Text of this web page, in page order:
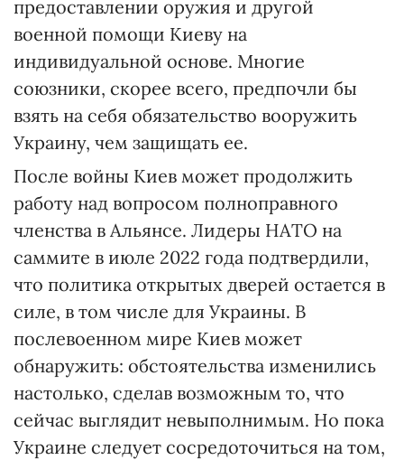
предоставлении оружия и другой
военной помощи Киеву на
индивидуальной основе. Многие
союзники, скорее всего, предпочли бы
взять на себя обязательство вооружить
Украину, чем защищать ее.
После войны Киев может продолжить
работу над вопросом полноправного
членства в Альянсе. Лидеры НАТО на
саммите в июле 2022 года подтвердили,
что политика открытых дверей остается в
силе, в том числе для Украины. В
послевоенном мире Киев может
обнаружить: обстоятельства изменились
настолько, сделав возможным то, что
сейчас выглядит невыполнимым. Но пока
Украине следует сосредоточиться на том,